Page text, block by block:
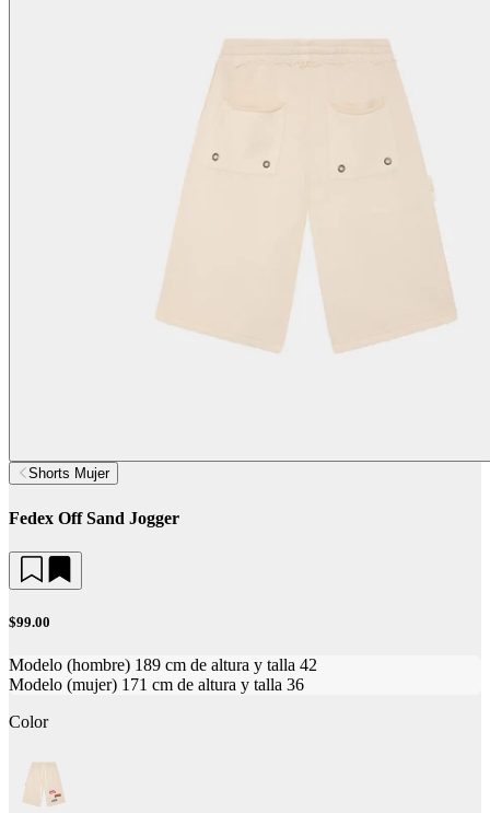
Shorts Mujer
Fedex Off Sand Jogger
$99.00
Modelo (hombre) 189 cm de altura y talla 42
Modelo (mujer) 171 cm de altura y talla 36
Color